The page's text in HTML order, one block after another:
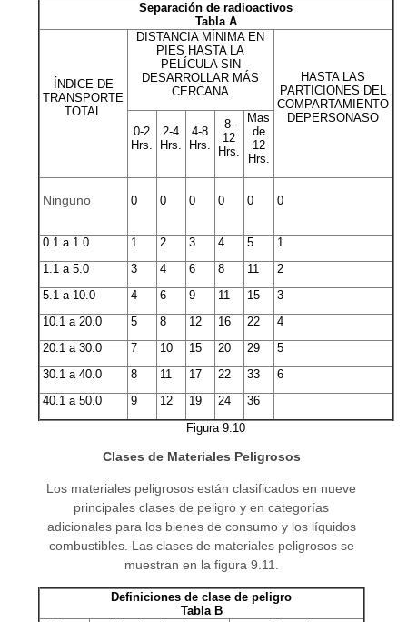
Figura 9.10
Separación de radioactivos
Tabla A
ÍNDICE DE
TRANSPORTE
TOTAL
DISTANCIA MÍNIMA EN
PIES HASTA LA
PELÍCULA SIN
DESARROLLAR MÁS
CERCANA
HASTA LAS
PARTICIONES DEL
COMPARTAMIENTO
DEPERSONASO
0-2
Hrs.
2-4
Hrs.
4-8
Hrs.
8-
12
Hrs.
Mas
de
12
Hrs.
Ninguno 0 0 0 0 0 0
0.1 a 1.0 1 2 3 4 5
1
1.1 a 5.0
3 4 6 8 11
2
5.1 a 10.0
4 6 9 11 15
3
10.1 a 20.0
5 8 12 16 22
4
20.1 a 30.0
7 10 15 20 29
5
30.1 a 40.0
8 11 17 22 33
6
40.1 a 50.0
9 12 19 24 36
Clases de Materiales Peligrosos
Los materiales peligrosos están clasificados en nueve
principales clases de peligro y en categorías
adicionales para los bienes de consumo y los líquidos
combustibles. Las clases de materiales peligrosos se
muestran en la figura 9.11.
Definiciones de clase de peligro
Tabla B